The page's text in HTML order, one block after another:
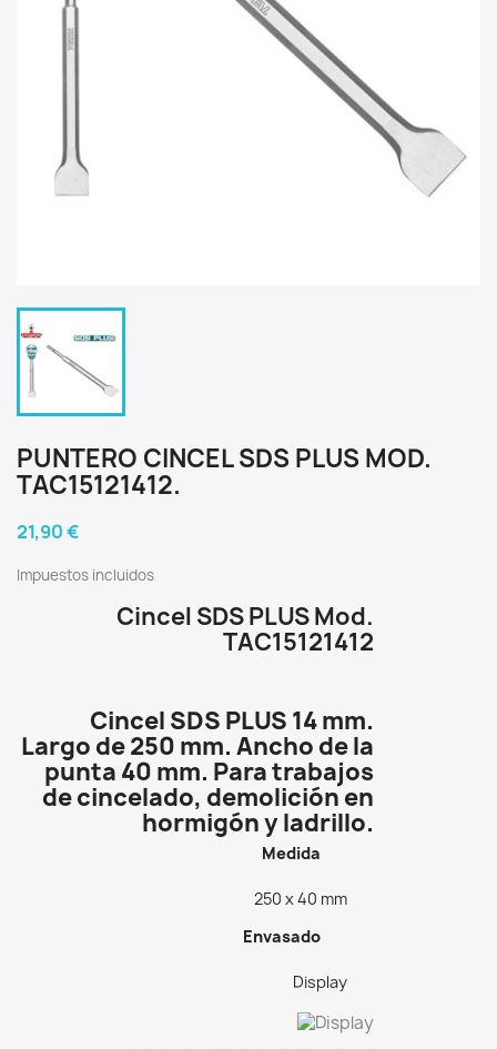
PUNTERO CINCEL SDS PLUS MOD.
TAC15121412.
21,90 €
Impuestos incluidos
Cincel SDS PLUS Mod.
TAC15121412
Cincel SDS PLUS 14 mm.
Largo de 250 mm. Ancho de la
punta 40 mm. Para trabajos
de cincelado, demolición en
hormigón y ladrillo.
Medida
250 x 40 mm
Envasado
Display